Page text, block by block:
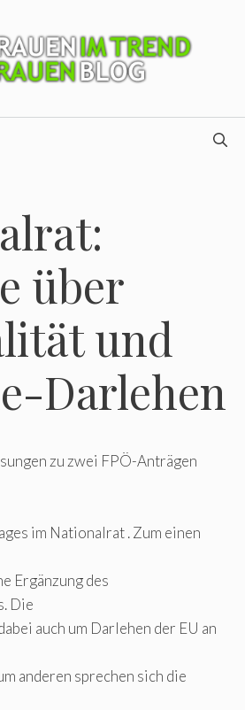
über
und
Darlehen
zu zwei FPÖ-Anträgen
im Nationalrat . Zum einen
Ergänzung des
Die
auch um Darlehen der EU an
anderen sprechen sich die